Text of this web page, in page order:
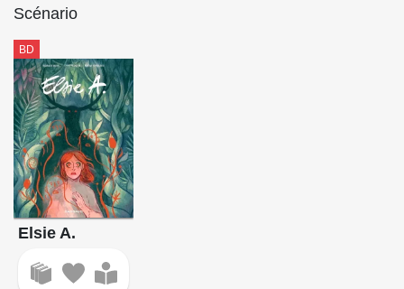
Scénario
BD
Elsie A.